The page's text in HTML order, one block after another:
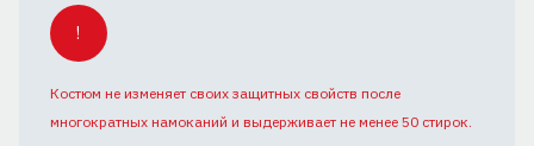
!
Костюм не изменяет своих защитных свойств после
многократных намоканий и выдерживает не менее 50 стирок.